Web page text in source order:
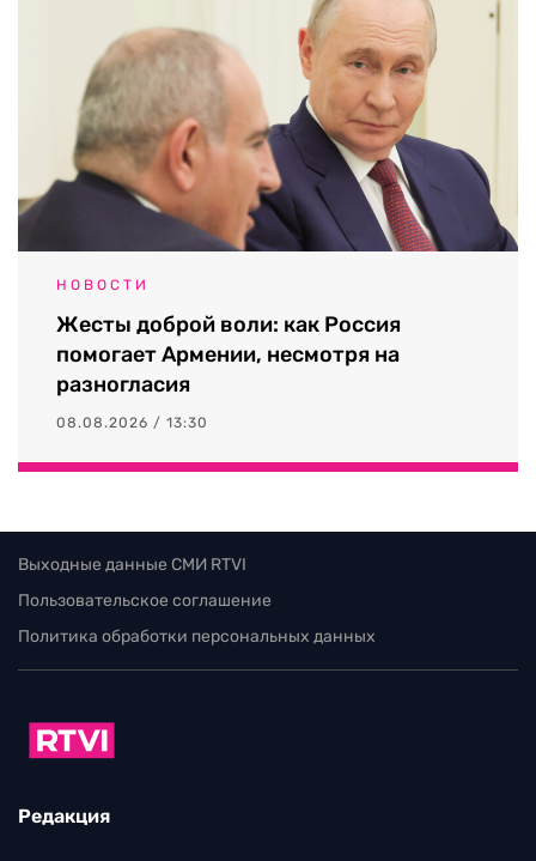
НОВОСТИ
Жесты доброй воли: как Россия
помогает Армении, несмотря на
разногласия
08.08.2026 / 13:30
Выходные данные СМИ RTVI
Пользовательское соглашение
Политика обработки персональных данных
Редакция